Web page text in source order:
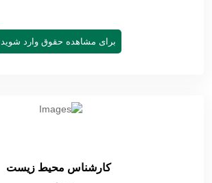
برای مشاهده حقوق وارد شوید
کارشناس محیط زیست